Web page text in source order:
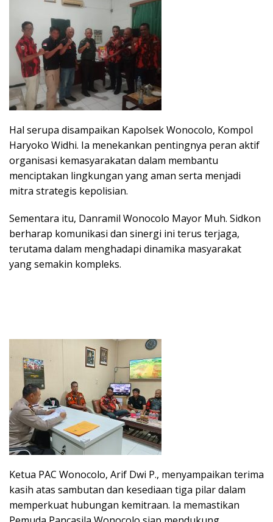
Hal serupa disampaikan Kapolsek Wonocolo, Kompol
Haryoko Widhi. Ia menekankan pentingnya peran aktif
organisasi kemasyarakatan dalam membantu
menciptakan lingkungan yang aman serta menjadi
mitra strategis kepolisian.
Sementara itu, Danramil Wonocolo Mayor Muh. Sidkon
berharap komunikasi dan sinergi ini terus terjaga,
terutama dalam menghadapi dinamika masyarakat
yang semakin kompleks.
Ketua PAC Wonocolo, Arif Dwi P., menyampaikan terima
kasih atas sambutan dan kesediaan tiga pilar dalam
memperkuat hubungan kemitraan. Ia memastikan